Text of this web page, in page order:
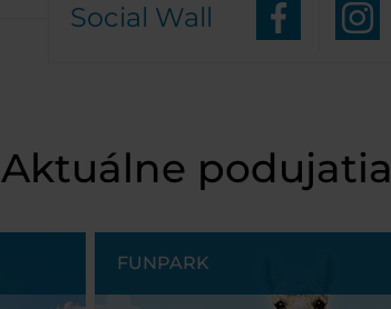
Social Wall
Aktuálne
FUNPARK